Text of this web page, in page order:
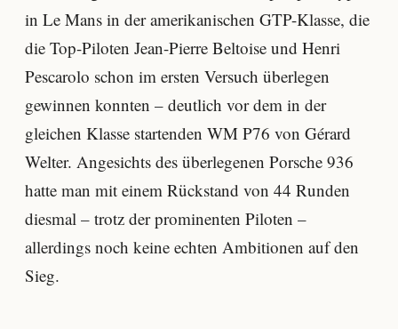
in Le Mans in der amerikanischen GTP-Klasse, die
die Top-Piloten Jean-Pierre Beltoise und Henri
Pescarolo schon im ersten Versuch überlegen
gewinnen konnten – deutlich vor dem in der
gleichen Klasse startenden WM P76 von Gérard
Welter. Angesichts des überlegenen Porsche 936
hatte man mit einem Rückstand von 44 Runden
diesmal – trotz der prominenten Piloten –
allerdings noch keine echten Ambitionen auf den
Sieg.